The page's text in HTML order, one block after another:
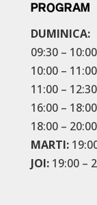
PROGRAM
DUMINICA:
09:30 –
10:00 –
11:00 –
16:00 –
18:00 –
MARTI:
JOI: 19:00 –